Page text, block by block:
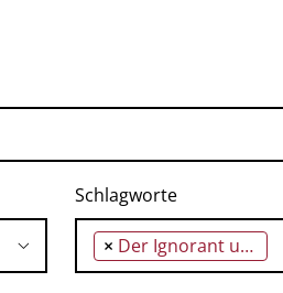
Schlagworte
× Der Ignorant und der Wahnsinnige